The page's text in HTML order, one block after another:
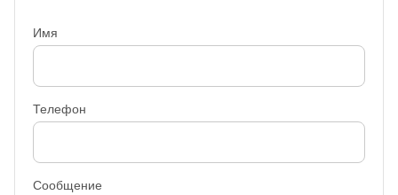
Имя
Телефон
Сообщение